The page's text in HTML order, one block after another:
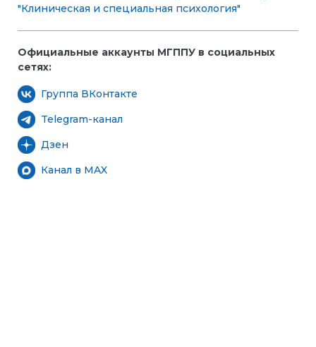
"Клиническая и специальная психология"
Официальные аккаунты МГППУ в социальных
сетях:
Группа ВКонтакте
Telegram-канал
Дзен
Канал в MAX